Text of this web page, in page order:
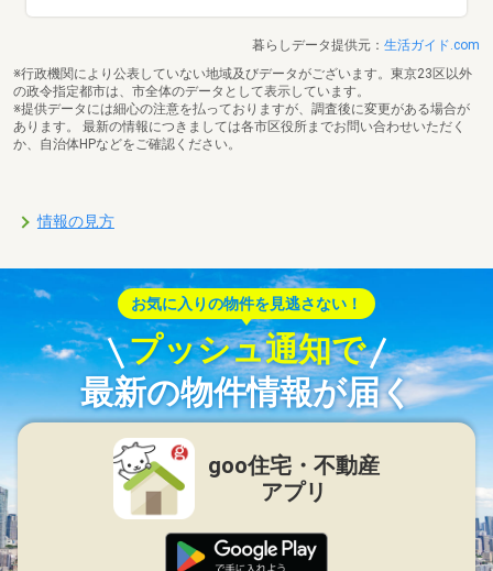
暮らしデータ提供元： 生活ガイド.com
※行政機関により公表していない地域及びデータがございます。東京23区以外
の政令指定都市は、市全体のデータとして表示しています。
※提供データには細心の注意を払っておりますが、調査後に変更がある場合が
あります。 最新の情報につきましては各市区役所までお問い合わせいただく
か、自治体HPなどをご確認ください。
情報の見方
お気に入りの物件を見逃さない！
プッシュ通知で
最新の物件情報が届く
goo住宅・不動産
アプリ